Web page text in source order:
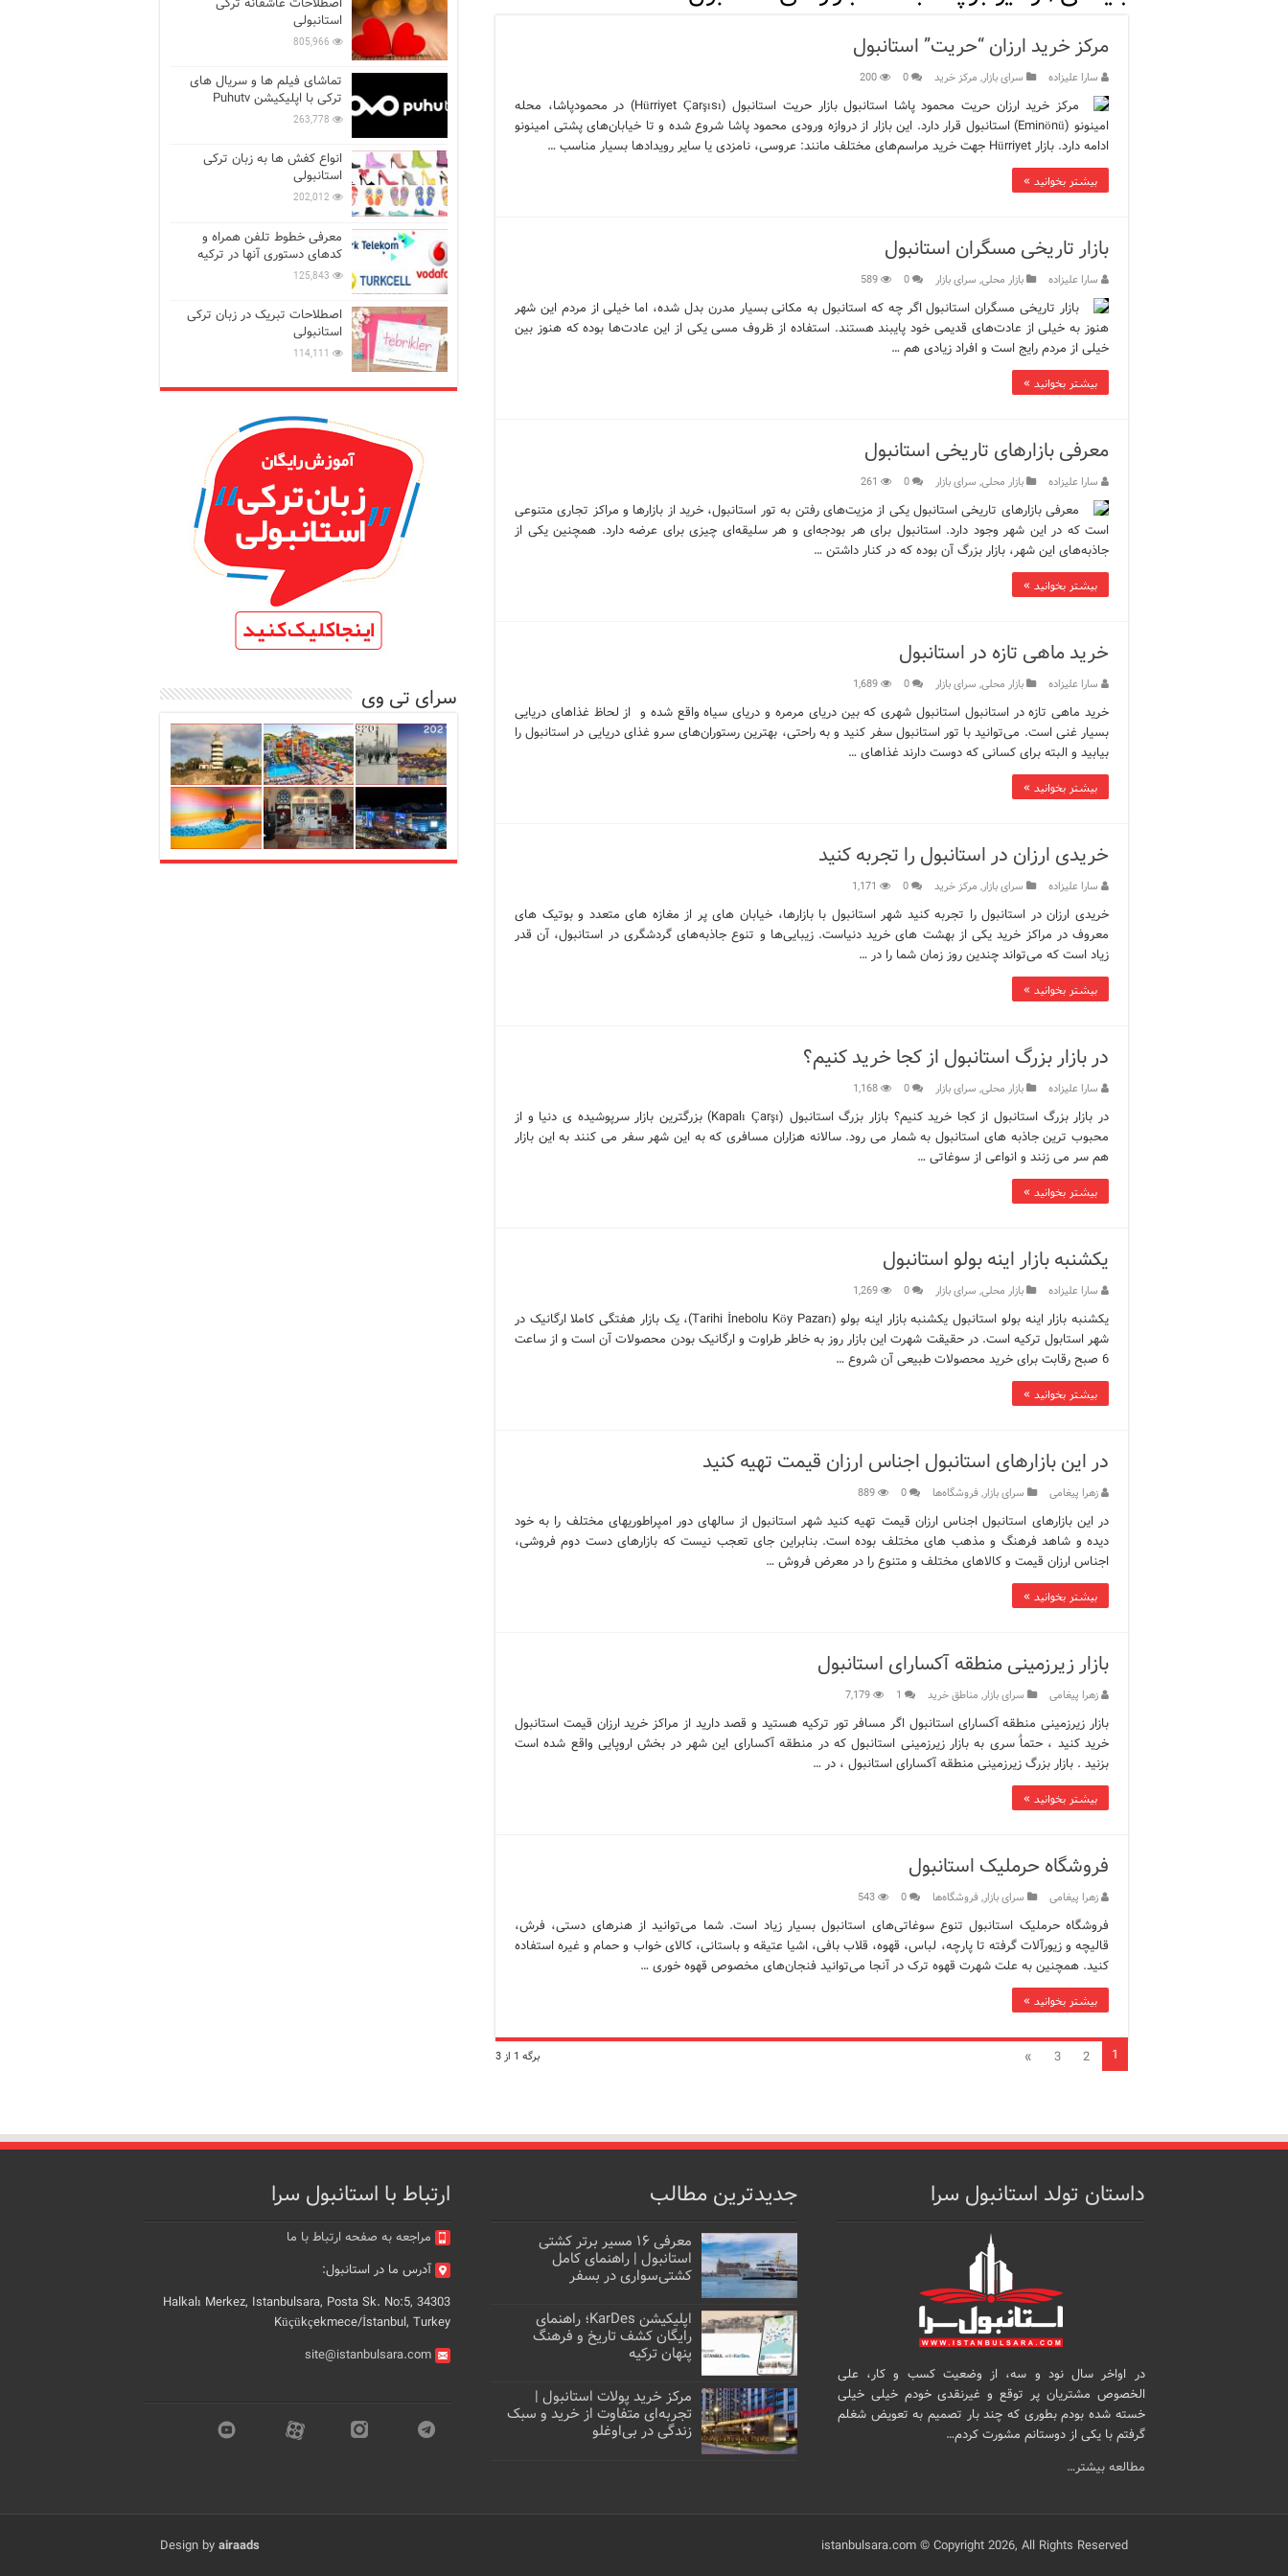
ویژگی‌های مثبت شخصیت در زبان ترکی استانبولی
موزه افسانه‌های کارتال استانبول؛ سفری به دنیای قصه‌ها در بخش آسیایی استانبول
مرکز خرید ارزان “حریت” استانبول
سارا علیزاده سرای بازار, مرکز خرید 0
200
مرکز خرید ارزان حریت محمود پاشا استانبول بازار حریت استانبول (Hürriyet Çarşısı) در محمودپاشا، محله
امینونو (Eminönü) استانبول قرار دارد. این بازار از دروازه ورودی محمود پاشا شروع شده و تا خیابان‌های پشتی امینونو
ادامه دارد. بازار Hürriyet جهت خرید مراسم‌های مختلف مانند: عروسی، نامزدی یا سایر رویدادها بسیار مناسب …
بیشتر بخوانید »
بازار تاریخی مسگران استانبول
سارا علیزاده بازار محلی, سرای بازار 0
589
بازار تاریخی مسگران استانبول اگر چه که استانبول به مکانی بسیار مدرن بدل شده، اما خیلی از مردم این شهر
هنوز به خیلی از عادت‌های قدیمی خود پایبند هستند. استفاده از ظروف مسی یکی از این عادت‌ها بوده که هنوز بین
خیلی از مردم رایج است و افراد زیادی هم …
بیشتر بخوانید »
معرفی بازارهای تاریخی استانبول
سارا علیزاده بازار محلی, سرای بازار 0
261
معرفی بازارهای تاریخی استانبول یکی از مزیت‌های رفتن به تور استانبول، خرید از بازارها و مراکز تجاری متنوعی
است که در این شهر وجود دارد. استانبول برای هر بودجه‌ای و هر سلیقه‌ای چیزی برای عرضه دارد. همچنین یکی از
جاذبه‌های این شهر، بازار بزرگ آن بوده که در کنار داشتن …
بیشتر بخوانید »
خرید ماهی تازه در استانبول
سارا علیزاده بازار محلی, سرای بازار 0
1,689
خرید ماهی تازه در استانبول استانبول شهری که بین دریای مرمره و دریای سیاه واقع شده و از لحاظ غذاهای دریایی
بسیار غنی است. می‌توانید با تور استانبول سفر کنید و به راحتی، بهترین رستوران‌های سرو غذای دریایی در استانبول را
بیابید و البته برای کسانی که دوست دارند غذاهای …
بیشتر بخوانید »
خریدی ارزان در استانبول را تجربه کنید
سارا علیزاده سرای بازار, مرکز خرید 0
1,171
خریدی ارزان در استانبول را تجربه کنید شهر استانبول با بازارها، خیابان های پر از مغازه های متعدد و بوتیک های
معروف در مراکز خرید یکی از بهشت های خرید دنیاست. زیبایی‌ها و تنوع جاذبه‌های گردشگری در استانبول، آن قدر
زیاد است که می‌تواند چندین روز زمان شما را در …
بیشتر بخوانید »
در بازار بزرگ استانبول از کجا خرید کنیم؟
سارا علیزاده بازار محلی, سرای بازار 0
1,168
در بازار بزرگ استانبول از کجا خرید کنیم؟ بازار بزرگ استانبول (Kapalı Çarşı) بزرگترین بازار سرپوشیده ی دنیا و از
محبوب ترین جاذبه های استانبول به شمار می رود. سالانه هزاران مسافری که به این شهر سفر می کنند به این بازار
هم سر می زنند و انواعی از سوغاتی …
بیشتر بخوانید »
یکشنبه بازار اینه بولو استانبول
سارا علیزاده بازار محلی, سرای بازار 0
1,269
یکشنبه بازار اینه بولو استانبول یکشنبه بازار اینه بولو (Tarihi İnebolu Köy Pazarı)، یک بازار هفتگی کاملا ارگانیک در
شهر استابول ترکیه است. در حقیقت شهرت این بازار روز به خاطر طراوت و ارگانیک بودن محصولات آن است و از ساعت
6 صبح رقابت برای خرید محصولات طبیعی آن شروع …
بیشتر بخوانید »
در این بازارهای استانبول اجناس ارزان قیمت تهیه کنید
زهرا پیغامی سرای بازار,فروشگاه‌ها 0
889
در این بازارهای استانبول اجناس ارزان قیمت تهیه کنید شهر استانبول از سالهای دور امپراطوریهای مختلف را به خود
دیده و شاهد فرهنگ و مذهب های مختلف بوده است. بنابراین جای تعجب نیست که بازارهای دست دوم فروشی،
اجناس ارزان قیمت و کالاهای مختلف و متنوع را در معرض فروش …
بیشتر بخوانید »
بازار زیرزمینی منطقه آکسارای استانبول
زهرا پیغامی سرای بازار, مناطق خرید 1
7,179
بازار زیرزمینی منطقه آکسارای استانبول اگر مسافر تور ترکیه هستید و قصد دارید از مراکز خرید ارزان قیمت استانبول
خرید کنید ، حتماٌ سری به بازار زیرزمینی استانبول که در منطقه آکسارای این شهر در بخش اروپایی واقع شده است
بزنید . بازار بزرگ زیرزمینی منطقه آکسارای استانبول ، در …
بیشتر بخوانید »
فروشگاه حرملیک استانبول
زهرا پیغامی سرای بازار,فروشگاه‌ها 0
543
فروشگاه حرملیک استانبول تنوع سوغاتی‌های استانبول بسیار زیاد است. شما می‌توانید از هنرهای دستی، فرش،
قالیچه و زیورآلات گرفته تا پارچه، لباس، قهوه، قلاب بافی، اشیا عتیقه و باستانی، کالای خواب و حمام و غیره استفاده
کنید. همچنین به علت شهرت قهوه ترک در آنجا می‌توانید فنجان‌های مخصوص قهوه خوری …
بیشتر بخوانید »
برگه 1 از 3 1
2
3
»
استانبولی
805,966
تماشای فیلم ها و سریال های
ترکی با اپلیکیشن Puhutv
263,778
انواع کفش ها به زبان ترکی
استانبولی
202,012
معرفی خطوط تلفن همراه و
کدهای دستوری آنها در ترکیه
125,843
اصطلاحات تبریک در زبان ترکی
استانبولی
114,111
سرای تی وی
داستان تولد استانبول سرا
در اواخر سال نود و سه، از وضعیت کسب و کار، علی
الخصوص مشتریان پر توقع و غیرنقدی خودم خیلی خیلی
خسته شده بودم بطوری که چند بار تصمیم به تعویض شغلم
گرفتم با یکی از دوستانم مشورت کردم…
مطالعه بیشتر…
جدیدترین مطالب
معرفی ۱۶ مسیر برتر کشتی
استانبول | راهنمای کامل
کشتی‌سواری در بسفر
اپلیکیشن KarDes؛ راهنمای
رایگان کشف تاریخ و فرهنگ
پنهان ترکیه
مرکز خرید پولات استانبول |
تجربه‌ای متفاوت از خرید و سبک
زندگی در بی‌اوغلو
ارتباط با استانبول سرا
مراجعه به صفحه ارتباط با ما
آدرس ما در استانبول:
Halkalı Merkez, Istanbulsara, Posta Sk. No:5, 34303
Küçükçekmece/İstanbul, Turkey
site@istanbulsara.com
Design byairaads istanbulsara.com © Copyright 2026, All Rights Reserved